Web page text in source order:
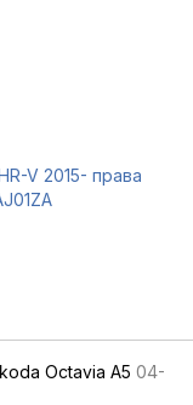
V 2015- права